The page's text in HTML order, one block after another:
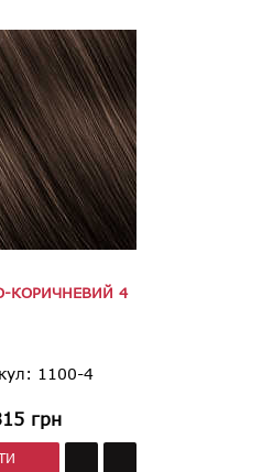
КОРИЧНЕВИЙ 4
1100-4
грн